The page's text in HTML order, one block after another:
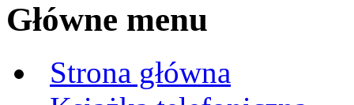
Główne menu
Strona główna